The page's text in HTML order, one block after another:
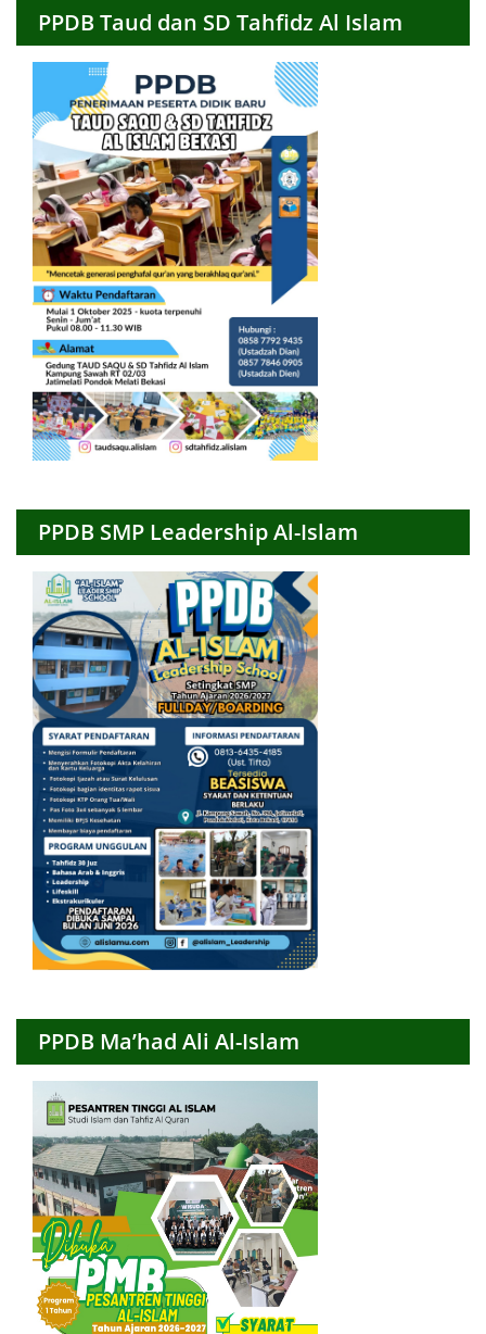
PPDB Taud dan SD Tahfidz Al Islam
PPDB SMP Leadership Al-Islam
PPDB Ma’had Ali Al-Islam